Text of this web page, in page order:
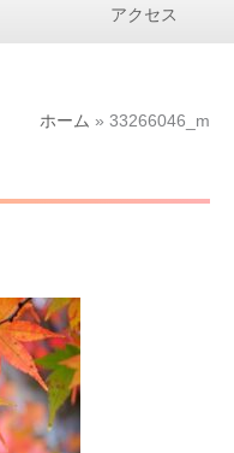
アクセス
ホーム 33266046_m